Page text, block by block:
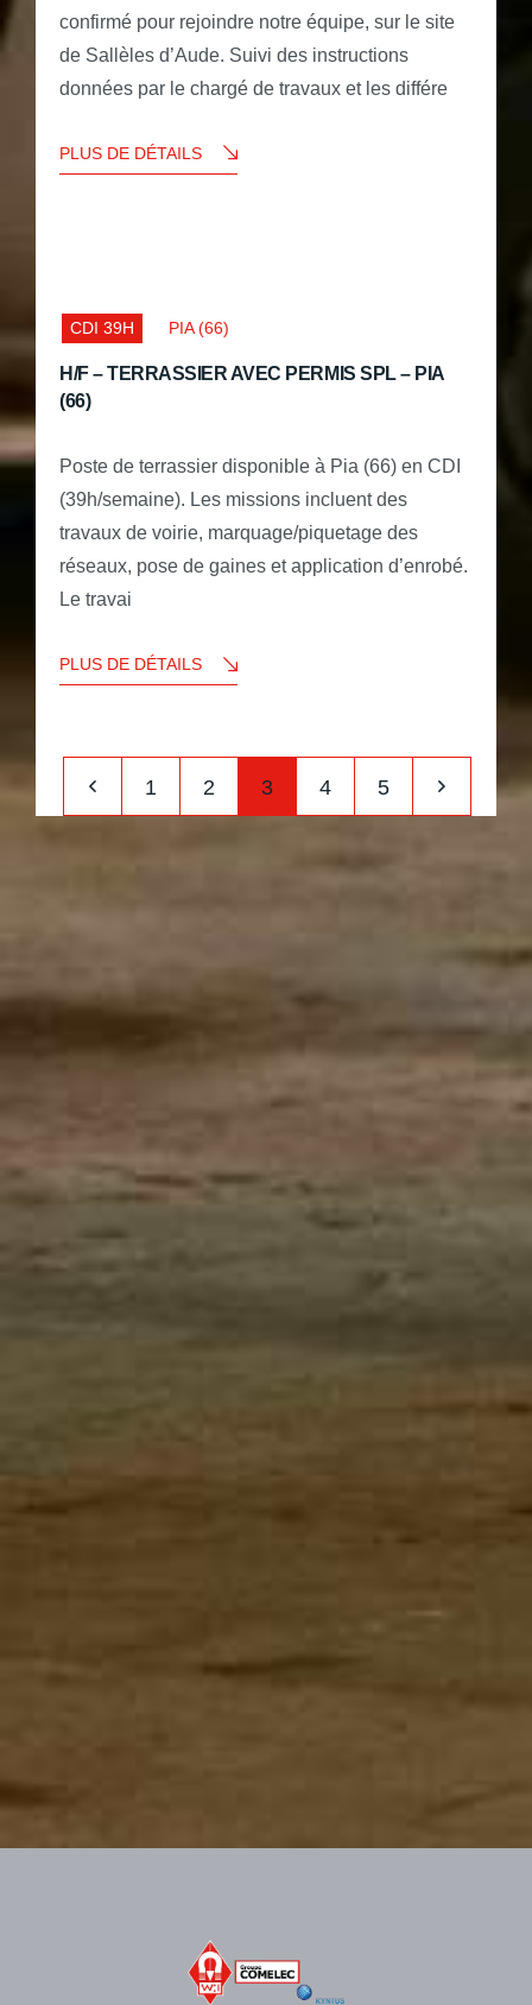
confirmé pour rejoindre notre équipe, sur le site
de Sallèles d’Aude. Suivi des instructions
données par le chargé de travaux et les différe
PLUS DE DÉTAILS
CDI 39H PIA (66)
H/F – TERRASSIER AVEC PERMIS SPL – PIA
(66)
Poste de terrassier disponible à Pia (66) en CDI
(39h/semaine). Les missions incluent des
travaux de voirie, marquage/piquetage des
réseaux, pose de gaines et application d’enrobé.
Le travai
PLUS DE DÉTAILS
1 2 3 4 5